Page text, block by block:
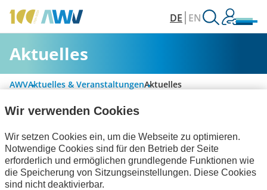
DE EN
Aktuelles
AWVAktuelles & VeranstaltungenAktuelles
Alle Kategorien
Handel und elektronische Kommunikation
Wir verwenden Cookies
Wir setzen Cookies ein, um die Webseite zu optimieren.
Notwendige Cookies sind für den Betrieb der Seite
erforderlich und ermöglichen grundlegende Funktionen wie
die Speicherung von Sitzungseinstellungen. Diese Cookies
sind nicht deaktivierbar.